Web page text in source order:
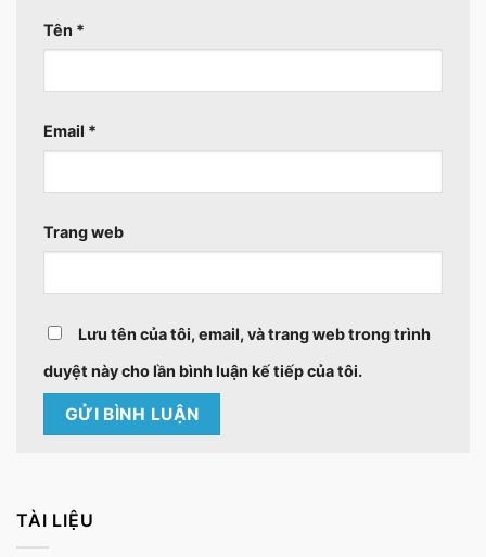
TÀI LIỆU
Tên *
Email *
Trang web
Lưu tên của tôi, email, và trang web trong trình
duyệt này cho lần bình luận kế tiếp của tôi.